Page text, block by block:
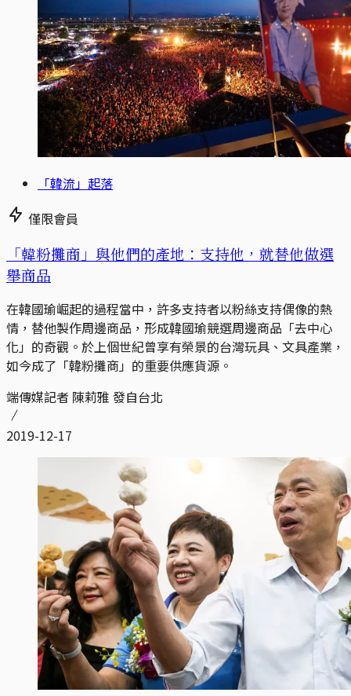
「韓流」起落
僅限會員
「韓粉攤商」與他們的產地：支持他，就替他做選
舉商品
在韓國瑜崛起的過程當中，許多支持者以粉絲支持偶像的熱
情，替他製作周邊商品，形成韓國瑜競選周邊商品「去中心
化」的奇觀。於上個世紀曾享有榮景的台灣玩具、文具產業，
如今成了「韓粉攤商」的重要供應貨源。
端傳媒記者 陳莉雅 發自台北
2019-12-17